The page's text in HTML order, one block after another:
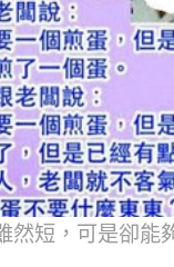
然短，可是卻能